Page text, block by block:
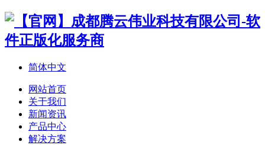
简体中文
网站首页
关于我们
新闻资讯
产品中心
解决方案